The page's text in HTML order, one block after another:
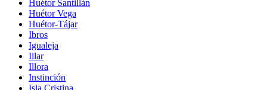
Huétor Santillán
Huétor Vega
Huétor-Tájar
Ibros
Igualeja
Illar
Illora
Instinción
Isla Cristina